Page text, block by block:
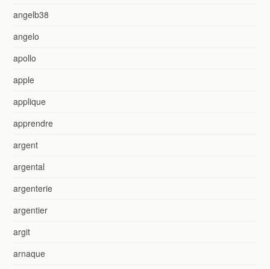
angelb38
angelo
apollo
apple
applique
apprendre
argent
argental
argenterie
argentier
argit
arnaque